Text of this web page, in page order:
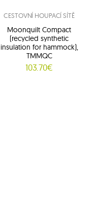
CESTOVNÍ HOUPACÍ SÍTĚ
Moonquilt Compact
(recycled synthetic
insulation for hammock),
TMMQC
103.70€